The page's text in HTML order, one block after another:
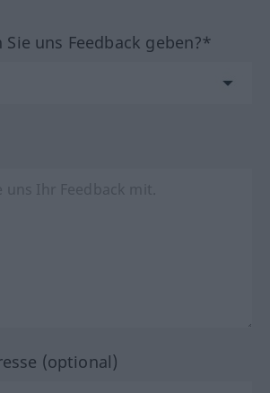
uns Feedback geben?*
(optional)